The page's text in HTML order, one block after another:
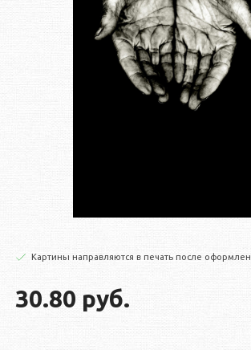
Картины направляются в печать после
30.80 руб.